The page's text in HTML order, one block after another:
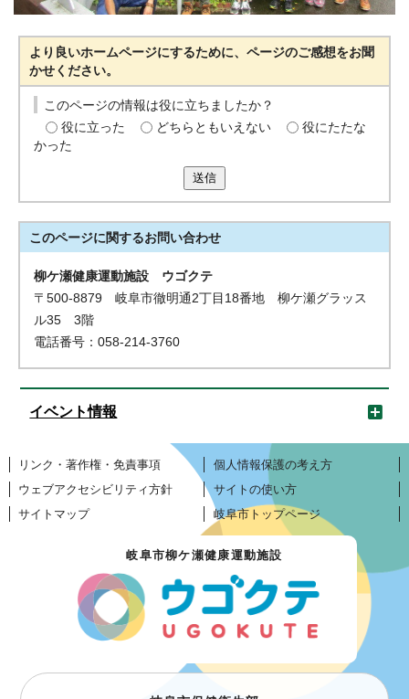
より良いホームページにするために、ページのご感想をお聞
かせください。
このページの情報は役に立ちましたか？
役に立った
どちらともいえない
役にたたな
かった
送信
このページに関するお問い合わせ
柳ケ瀬健康運動施設 ウゴクテ
〒500-8879 岐阜市徹明通2丁目18番地 柳ケ瀬グラッス
ル35 3階
電話番号：058-214-3760
イベント情報
リンク・著作権・免責事項
個人情報保護の考え方
ウェブアクセシビリティ方針
サイトの使い方
サイトマップ
岐阜市トップページ
岐阜市柳ケ瀬健康運動施設